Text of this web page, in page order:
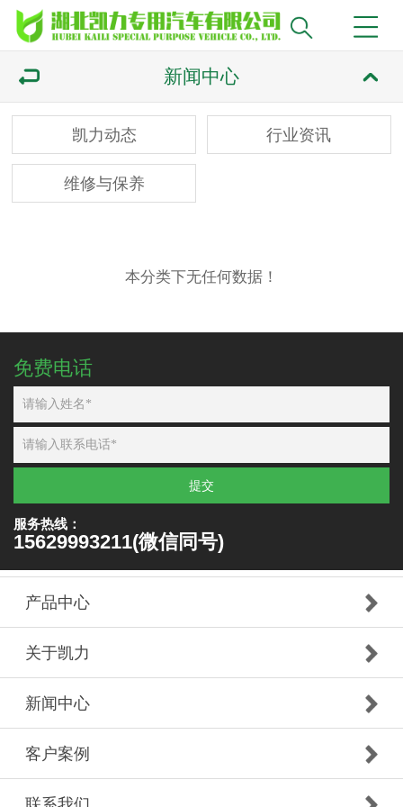
新闻中心
凯力动态 行业资讯
维修与保养
本分类下无任何数据！
免费电话
提交
服务热线：
15629993211(微信同号)
产品中心
关于凯力
新闻中心
客户案例